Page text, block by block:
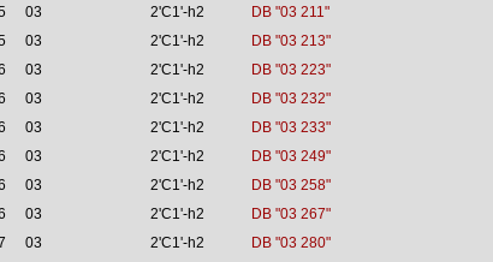
03 2'C1'-h2
DB "03 211"
03 2'C1'-h2
DB "03 213"
03 2'C1'-h2
DB "03 223"
03 2'C1'-h2
DB "03 232"
03 2'C1'-h2
DB "03 233"
03 2'C1'-h2
DB "03 249"
03 2'C1'-h2
DB "03 258"
03 2'C1'-h2
DB "03 267"
03 2'C1'-h2
DB "03 280"